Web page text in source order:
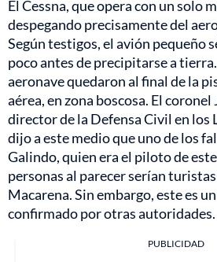
El Cessna, que opera con un solo
despegando precisamente del
Según testigos, el avión pequeño
poco antes de precipitarse a
aeronave quedaron al final de la
aérea, en zona boscosa. El
director de la Defensa Civil en los
dijo a este medio que uno de los
Galindo, quien era el piloto de
personas al parecer serían
Macarena. Sin embargo, este es
confirmado por otras autoridades.
PUBLICIDAD